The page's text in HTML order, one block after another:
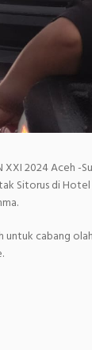
2024 Aceh -
Sitorus di
cabang